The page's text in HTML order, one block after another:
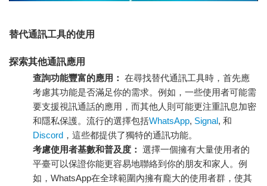
替代通訊工具的使用
探索其他通訊應用
查詢功能豐富的應用： 在尋找替代通訊工具時，首先應
考慮其功能是否滿足你的需求。例如，一些使用者可能需
要支援視訊通話的應用，而其他人則可能更注重訊息加密
和隱私保護。流行的選擇包括WhatsApp, Signal, 和
Discord ，這些都提供了獨特的通訊功能。
考慮使用者基數和普及度： 選擇一個擁有大量使用者的
平臺可以保證你能更容易地聯絡到你的朋友和家人。例
如，WhatsApp在全球範圍內擁有龐大的使用者群，使其